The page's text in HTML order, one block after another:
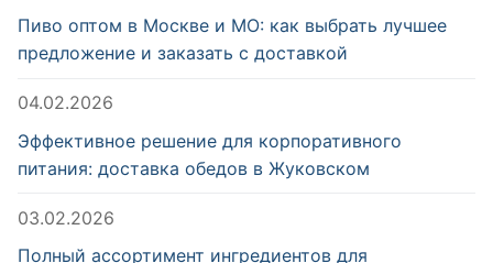
Пиво оптом в Москве и МО: как выбрать лучшее
предложение и заказать с доставкой
04.02.2026
Эффективное решение для корпоративного
питания: доставка обедов в Жуковском
03.02.2026
Полный ассортимент ингредиентов для